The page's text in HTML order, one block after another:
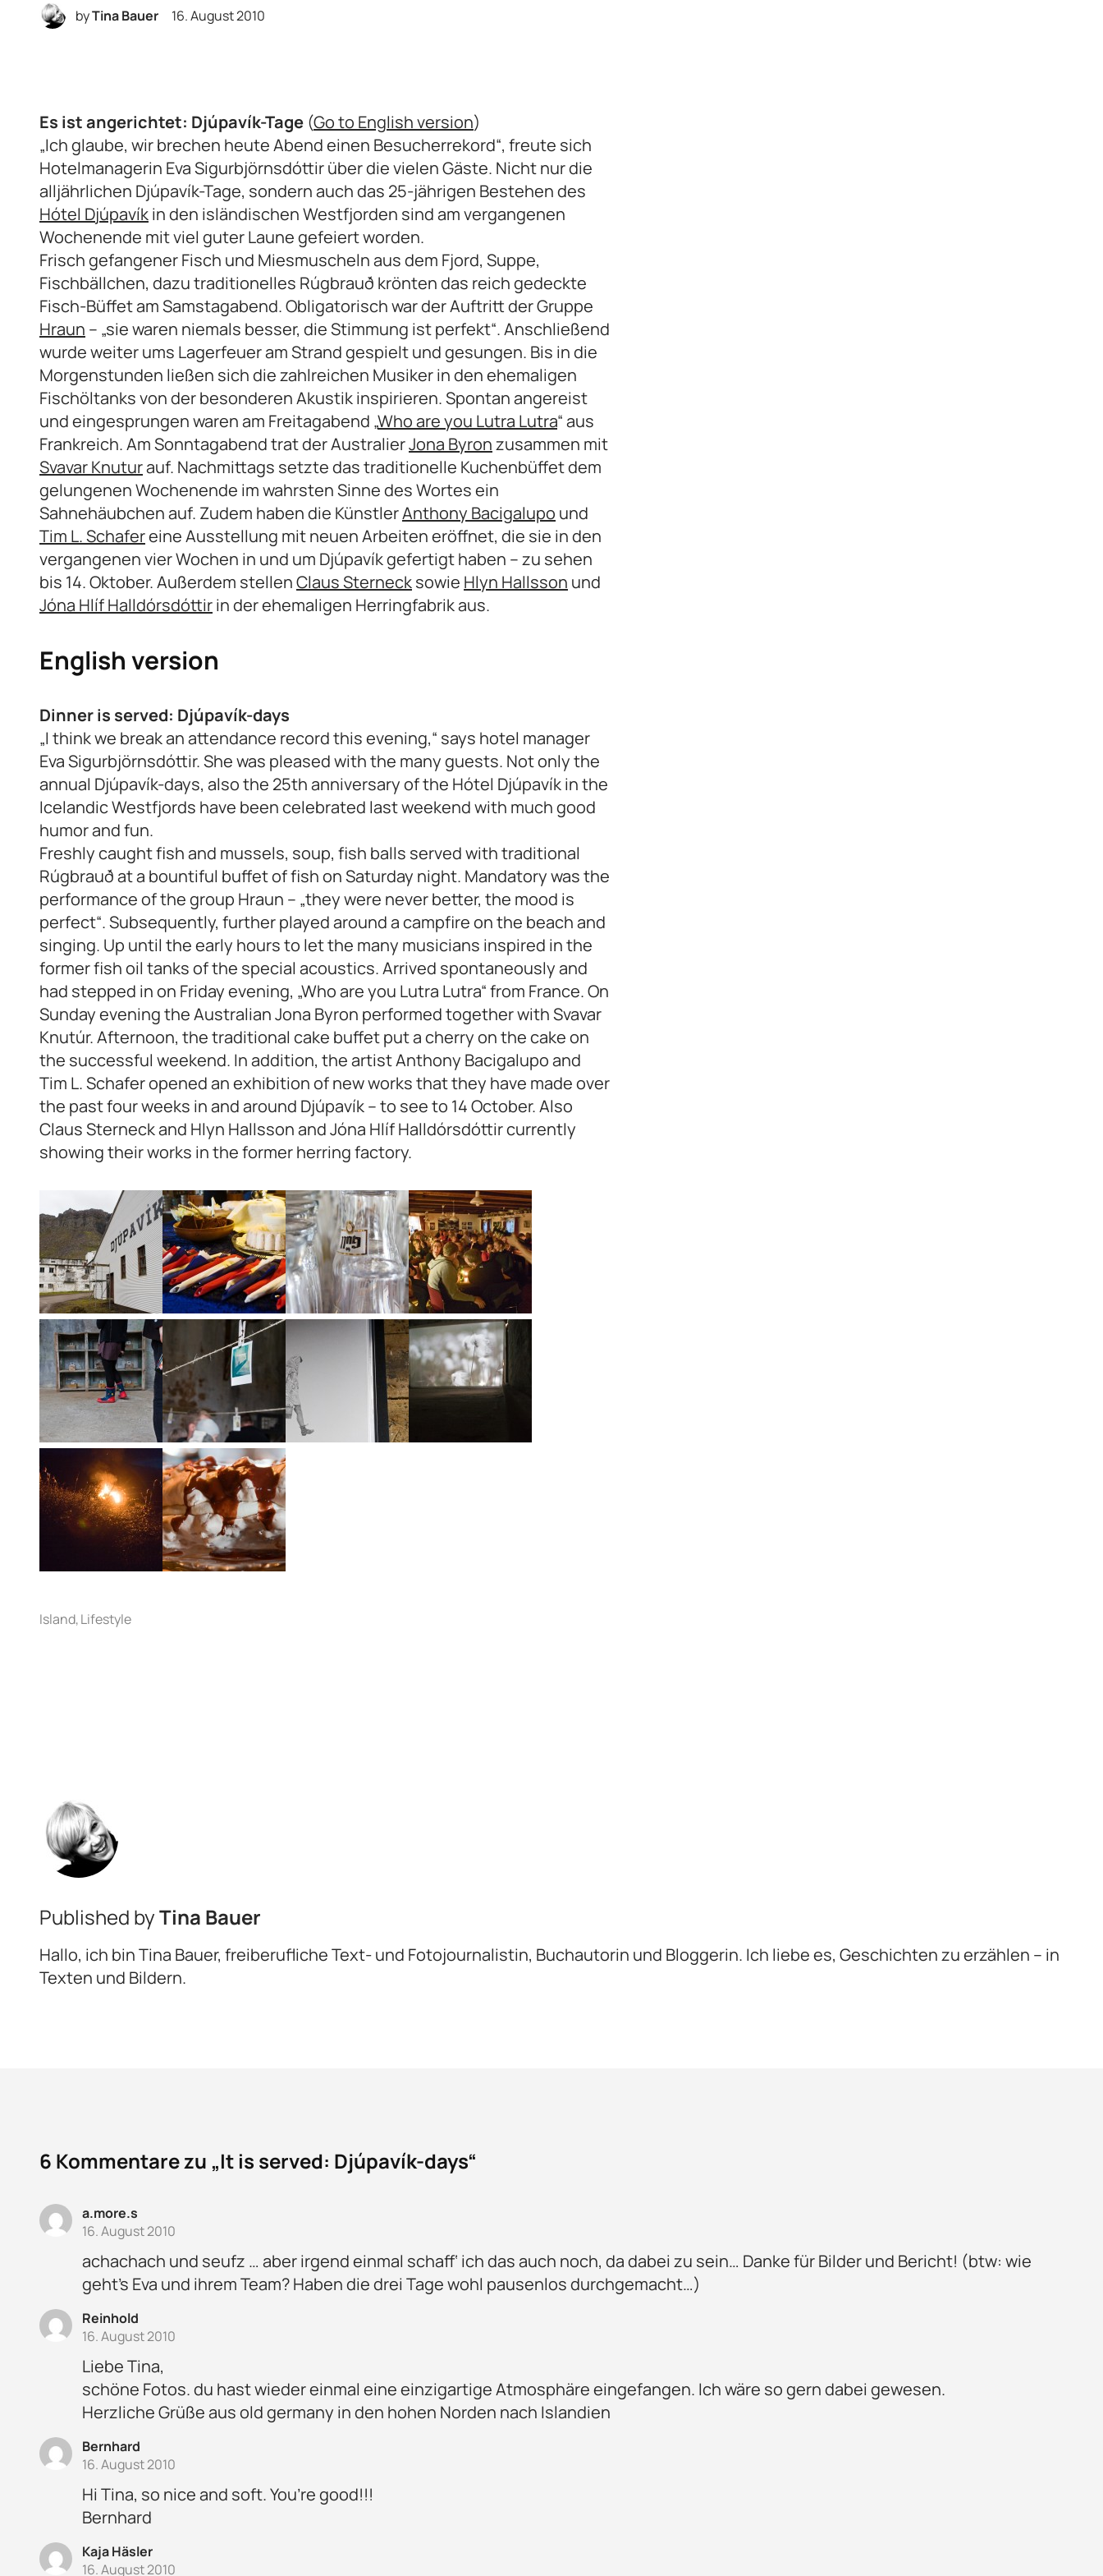
byTina Bauer 16. August 2010
Es ist angerichtet: Djúpavík-Tage (Go to English version)
„Ich glaube, wir brechen heute Abend einen Besucherrekord“, freute sich
Hotelmanagerin Eva Sigurbjörnsdóttir über die vielen Gäste. Nicht nur die
alljährlichen Djúpavík-Tage, sondern auch das 25-jährigen Bestehen des
Hótel Djúpavíkin den isländischen Westfjorden sind am vergangenen
Wochenende mit viel guter Laune gefeiert worden.
Frisch gefangener Fisch und Miesmuscheln aus dem Fjord, Suppe,
Fischbällchen, dazu traditionelles Rúgbrauð krönten das reich gedeckte
Fisch-Büffet am Samstagabend. Obligatorisch war der Auftritt der Gruppe
Hraun – „sie waren niemals besser, die Stimmung ist perfekt“. Anschließend
wurde weiter ums Lagerfeuer am Strand gespielt und gesungen. Bis in die
Morgenstunden ließen sich die zahlreichen Musiker in den ehemaligen
Fischöltanks von der besonderen Akustik inspirieren. Spontan angereist
und eingesprungen waren am Freitagabend „Who are you Lutra Lutra“ aus
Frankreich. Am Sonntagabend trat der AustralierJona Byronzusammen mit
Svavar Knuturauf. Nachmittags setzte das traditionelle Kuchenbüffet dem
gelungenen Wochenende im wahrsten Sinne des Wortes ein
Sahnehäubchen auf. Zudem haben die KünstlerAnthony Bacigalupo und
Tim L. Schafereine Ausstellung mit neuen Arbeiten eröffnet, die sie in den
vergangenen vier Wochen in und um Djúpavík gefertigt haben – zu sehen
bis 14. Oktober. Außerdem stellenClaus Sternecksowie Hlyn Hallsson und
Jóna Hlíf Halldórsdóttirin der ehemaligen Herringfabrik aus.
English version
Dinner is served: Djúpavík-days
„I think we break an attendance record this evening,“ says hotel manager
Eva Sigurbjörnsdóttir. She was pleased with the many guests. Not only the
annual Djúpavík-days, also the 25th anniversary of the Hótel Djúpavík in the
Icelandic Westfjords have been celebrated last weekend with much good
humor and fun.
Freshly caught fish and mussels, soup, fish balls served with traditional
Rúgbrauð at a bountiful buffet of fish on Saturday night. Mandatory was the
performance of the group Hraun – „they were never better, the mood is
perfect“. Subsequently, further played around a campfire on the beach and
singing. Up until the early hours to let the many musicians inspired in the
former fish oil tanks of the special acoustics. Arrived spontaneously and
had stepped in on Friday evening, „Who are you Lutra Lutra“ from France. On
Sunday evening the Australian Jona Byron performed together with Svavar
Knutúr. Afternoon, the traditional cake buffet put a cherry on the cake on
the successful weekend. In addition, the artist Anthony Bacigalupo and
Tim L. Schafer opened an exhibition of new works that they have made over
the past four weeks in and around Djúpavík – to see to 14 October. Also
Claus Sterneck and Hlyn Hallsson and Jóna Hlíf Halldórsdóttir currently
showing their works in the former herring factory.
Published byTina Bauer
Hallo, ich bin Tina Bauer, freiberufliche Text- und Fotojournalistin, Buchautorin und Bloggerin. Ich liebe es, Geschichten zu erzählen – in
Texten und Bildern.
6 Kommentare zu „It is served: Djúpavík-days“
a.more.s
16. August 2010
achachach und seufz … aber irgend einmal schaff‘ ich das auch noch, da dabei zu sein… Danke für Bilder und Bericht! (btw: wie
geht’s Eva und ihrem Team? Haben die drei Tage wohl pausenlos durchgemacht…)
Reinhold
16. August 2010
Liebe Tina,
schöne Fotos. du hast wieder einmal eine einzigartige Atmosphäre eingefangen. Ich wäre so gern dabei gewesen.
Herzliche Grüße aus old germany in den hohen Norden nach Islandien
Bernhard
16. August 2010
Hi Tina, so nice and soft. You’re good!!!
Bernhard
Kaja Häsler
16. August 2010